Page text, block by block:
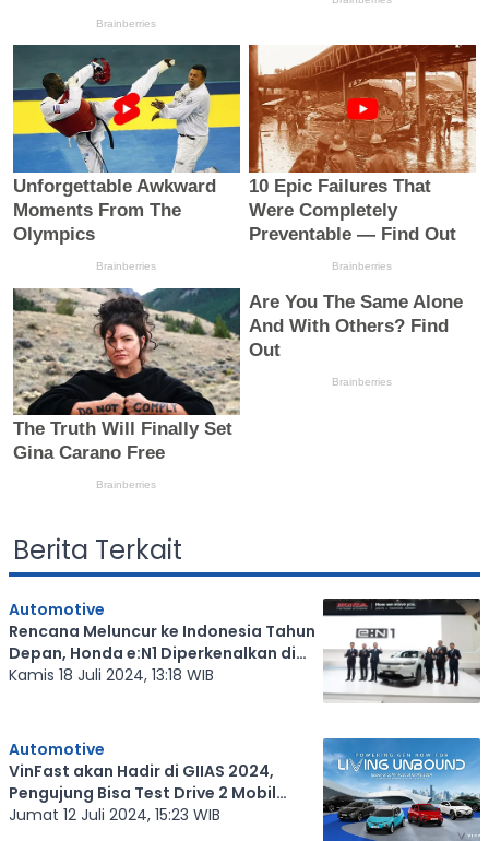
Berita Terkait
Automotive
Rencana Meluncur ke Indonesia Tahun
Depan, Honda e:N1 Diperkenalkan di
GIIAS 2024
Kamis 18 Juli 2024, 13:18 WIB
Automotive
VinFast akan Hadir di GIIAS 2024,
Pengujung Bisa Test Drive 2 Mobil
Listrik Ini
Jumat 12 Juli 2024, 15:23 WIB